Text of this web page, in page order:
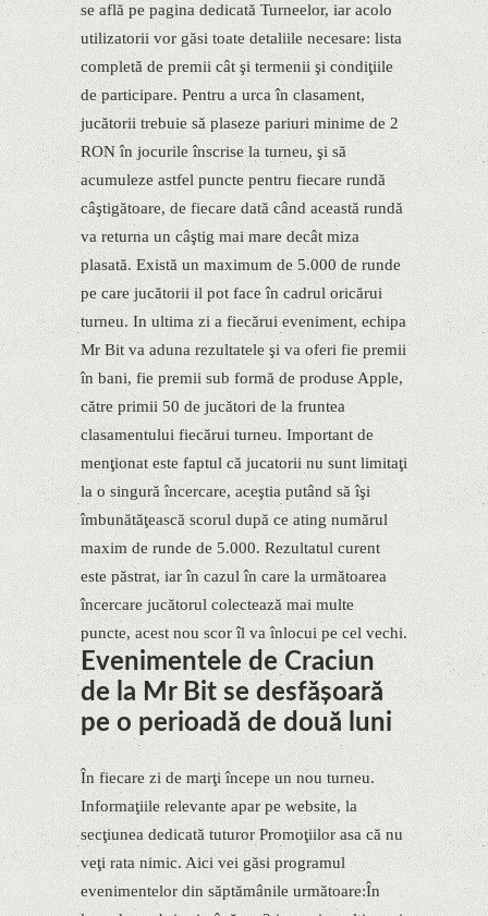
se află pe pagina dedicată Turneelor, iar acolo
utilizatorii vor găsi toate detaliile necesare: lista
completă de premii cât şi termenii şi condiţiile
de participare. Pentru a urca în clasament,
jucătorii trebuie să plaseze pariuri minime de 2
RON în jocurile înscrise la turneu, şi să
acumuleze astfel puncte pentru fiecare rundă
câştigătoare, de fiecare dată când această rundă
va returna un câştig mai mare decât miza
plasată. Există un maximum de 5.000 de runde
pe care jucătorii il pot face în cadrul oricărui
turneu. In ultima zi a fiecărui eveniment, echipa
Mr Bit va aduna rezultatele şi va oferi fie premii
în bani, fie premii sub formă de produse Apple,
către primii 50 de jucători de la fruntea
clasamentului fiecărui turneu. Important de
menţionat este faptul că jucatorii nu sunt limitaţi
la o singură încercare, aceştia putând să îşi
îmbunătăţească scorul după ce ating numărul
maxim de runde de 5.000. Rezultatul curent
este păstrat, iar în cazul în care la următoarea
încercare jucătorul colectează mai multe
puncte, acest nou scor îl va înlocui pe cel vechi.
Evenimentele de Craciun
de la Mr Bit se desfăşoară
pe o perioadă de două luni
În fiecare zi de marţi începe un nou turneu.
Informaţiile relevante apar pe website, la
secţiunea dedicată tuturor Promoţiilor asa că nu
veţi rata nimic. Aici vei găsi programul
evenimentelor din săptămânile următoare:În